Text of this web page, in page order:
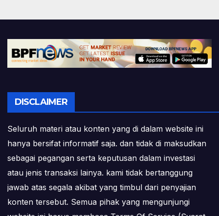
DISCLAIMER
Seluruh materi atau konten yang di dalam website ini
hanya bersifat informatif saja. dan tidak di maksudkan
sebagai pegangan serta keputusan dalam investasi
atau jenis transaksi lainya. kami tidak bertanggung
jawab atas segala akibat yang timbul dari penyajian
konten tersebut. Semua pihak yang mengunjungi